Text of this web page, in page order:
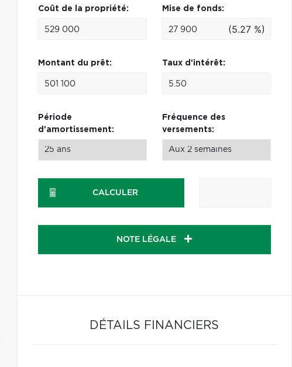
Coût de la propriété: Mise de fonds:
(5.27 %)
Montant du prêt: Taux d'intérêt:
Période
d'amortissement:
Fréquence des
versements:
CALCULER
NOTE LÉGALE
DÉTAILS FINANCIERS